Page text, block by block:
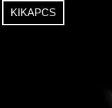
KIKAPCS